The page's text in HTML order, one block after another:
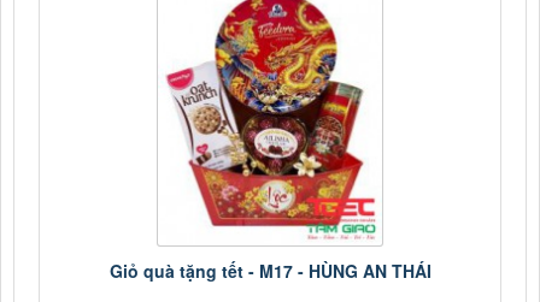
Giỏ quà tặng tết - M17 - HÙNG AN THÁI